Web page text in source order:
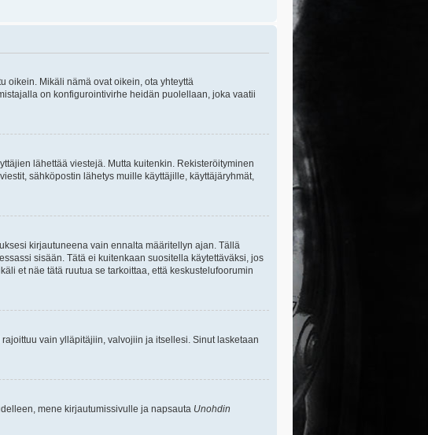
oikein. Mikäli nämä ovat oikein, ota yhteyttä
on konfigurointivirhe heidän puolellaan, joka vaatii
lähettää viestejä. Mutta kuitenkin. Rekisteröityminen
sähköpostin lähetys muille käyttäjille, käyttäjäryhmät,
kirjautuneena vain ennalta määritellyn ajan. Tällä
sisään. Tätä ei kuitenkaan suositella käytettäväksi, jos
et näe tätä ruutua se tarkoittaa, että keskustelufoorumin
rajoittuu vain ylläpitäjiin, valvojiin ja itsellesi. Sinut lasketaan
mene kirjautumissivulle ja napsauta Unohdin